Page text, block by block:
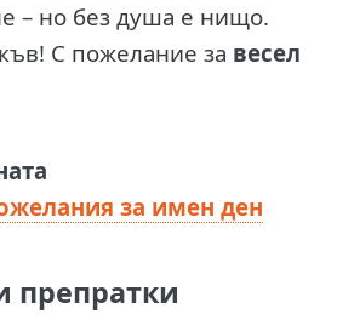
– но без душа е нищо.
С пожелание за весел
за имен ден
препратки